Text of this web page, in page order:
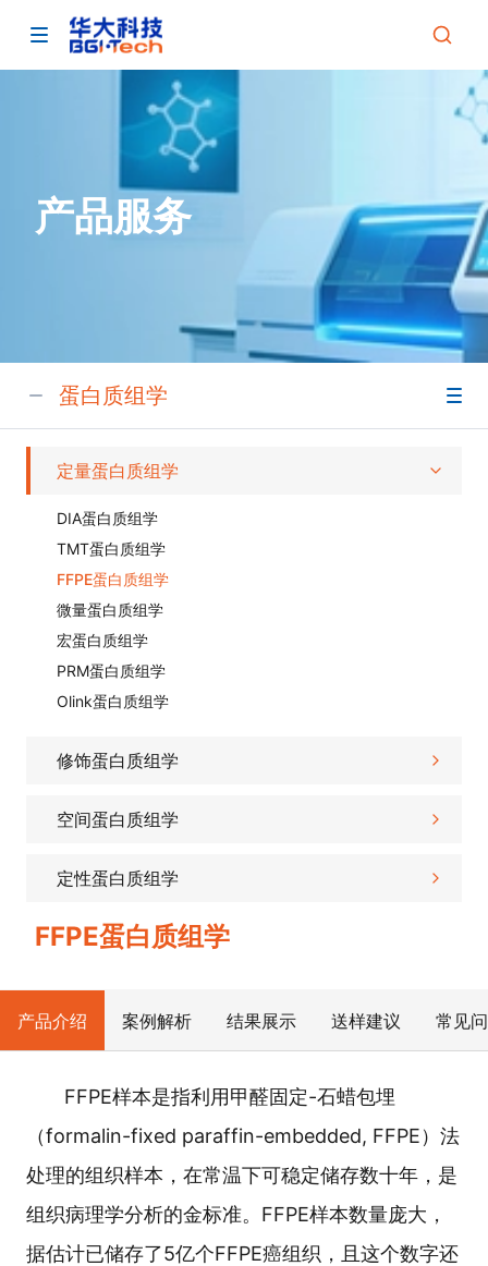
产品服务
蛋白质组学
定量蛋白质组学
DIA蛋白质组学
TMT蛋白质组学
FFPE蛋白质组学
微量蛋白质组学
宏蛋白质组学
PRM蛋白质组学
Olink蛋白质组学
修饰蛋白质组学
空间蛋白质组学
定性蛋白质组学
FFPE蛋白质组学
产品介绍 案例解析 结果展示 送样建议 常见
FFPE样本是指利用甲醛固定-石蜡包埋
（formalin-fixed paraffin-embedded, FFPE）法
处理的组织样本，在常温下可稳定储存数十年，是
组织病理学分析的金标准。FFPE样本数量庞大，
据估计已储存了5亿个FFPE癌组织，且这个数字还